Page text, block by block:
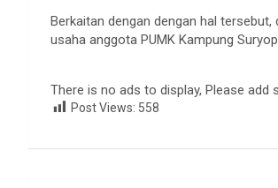
Berkaitan dengan dengan hal
usaha anggota PUMK Kampung
There is no ads to display, Please add
Post Views: 558